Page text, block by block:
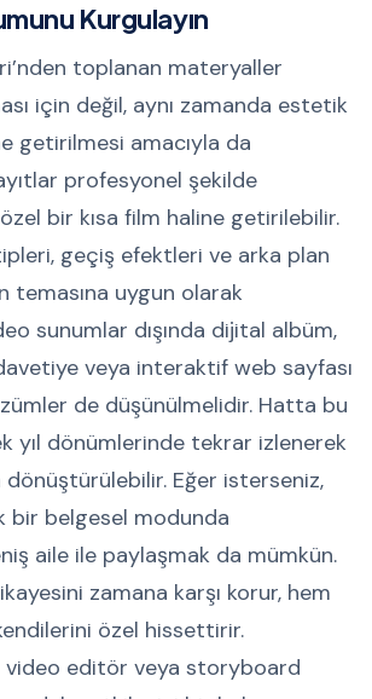
Kurgulayın
toplanan materyaller
için değil, aynı zamanda estetik
getirilmesi amacıyla da
profesyonel şekilde
bir kısa film haline getirilebilir.
tipleri, geçiş efektleri ve arka plan
temasına uygun olarak
sunumlar dışında dijital albüm,
veya interaktif web sayfası
de düşünülmelidir. Hatta bu
yıl dönümlerinde tekrar izlenerek
Eğer isterseniz,
bir belgesel modunda
aile ile paylaşmak da mümkün.
zamana karşı korur, hem
özel hissettirir.
video editör veya storyboard